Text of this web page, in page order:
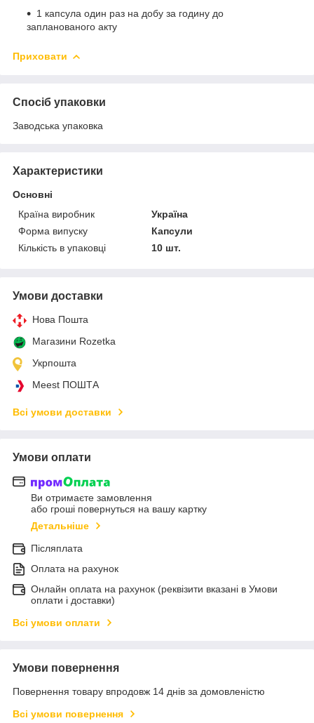
1 капсула один раз на добу за годину до
запланованого акту
Приховати
Спосіб упаковки
Заводська упаковка
Характеристики
Основні
Країна виробник
Україна
Форма випуску
Капсули
Кількість в упаковці
10 шт.
Умови доставки
Нова Пошта
Магазини Rozetka
Укрпошта
Meest ПОШТА
Всі умови доставки
Умови оплати
Ви отримаєте замовлення
або гроші повернуться на вашу картку
Детальніше
Післяплата
Оплата на рахунок
Онлайн оплата на рахунок (реквізити вказані в Умови
оплати і доставки)
Всі умови оплати
Умови повернення
Повернення товару впродовж 14 днів за домовленістю
Всі умови повернення